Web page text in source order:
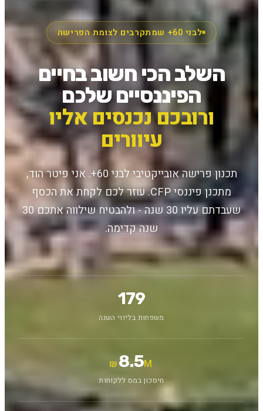
לבני 60+ שמתקרבים לצומת הפרישה
השלב הכי חשוב בחיים
הפיננסיים שלכם
ורובכם נכנסים אליו
עיוורים
תכנון פרישה אובייקטיבי לבני 60+. אני פיטר הוד,
מתכנן פיננסי CFP. עוזר לכם לקחת את הכסף
שעבדתם עליו 30 שנה - ולהבטיח שילווה אתכם 30
שנה קדימה.
179
משפחות בליווי השנה
8.5M ₪
חיסכון במס ללקוחות